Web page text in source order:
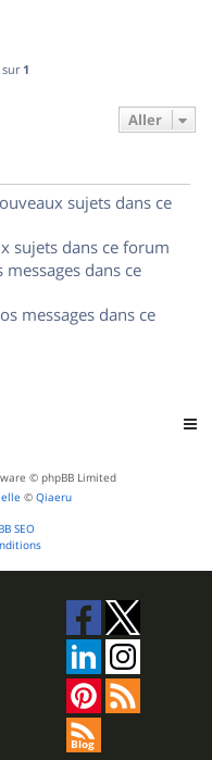
sur 1
Aller
sujets dans ce
sujets dans ce forum
dans ce
messages dans ce
© phpBB Limited
© Qiaeru
SEO